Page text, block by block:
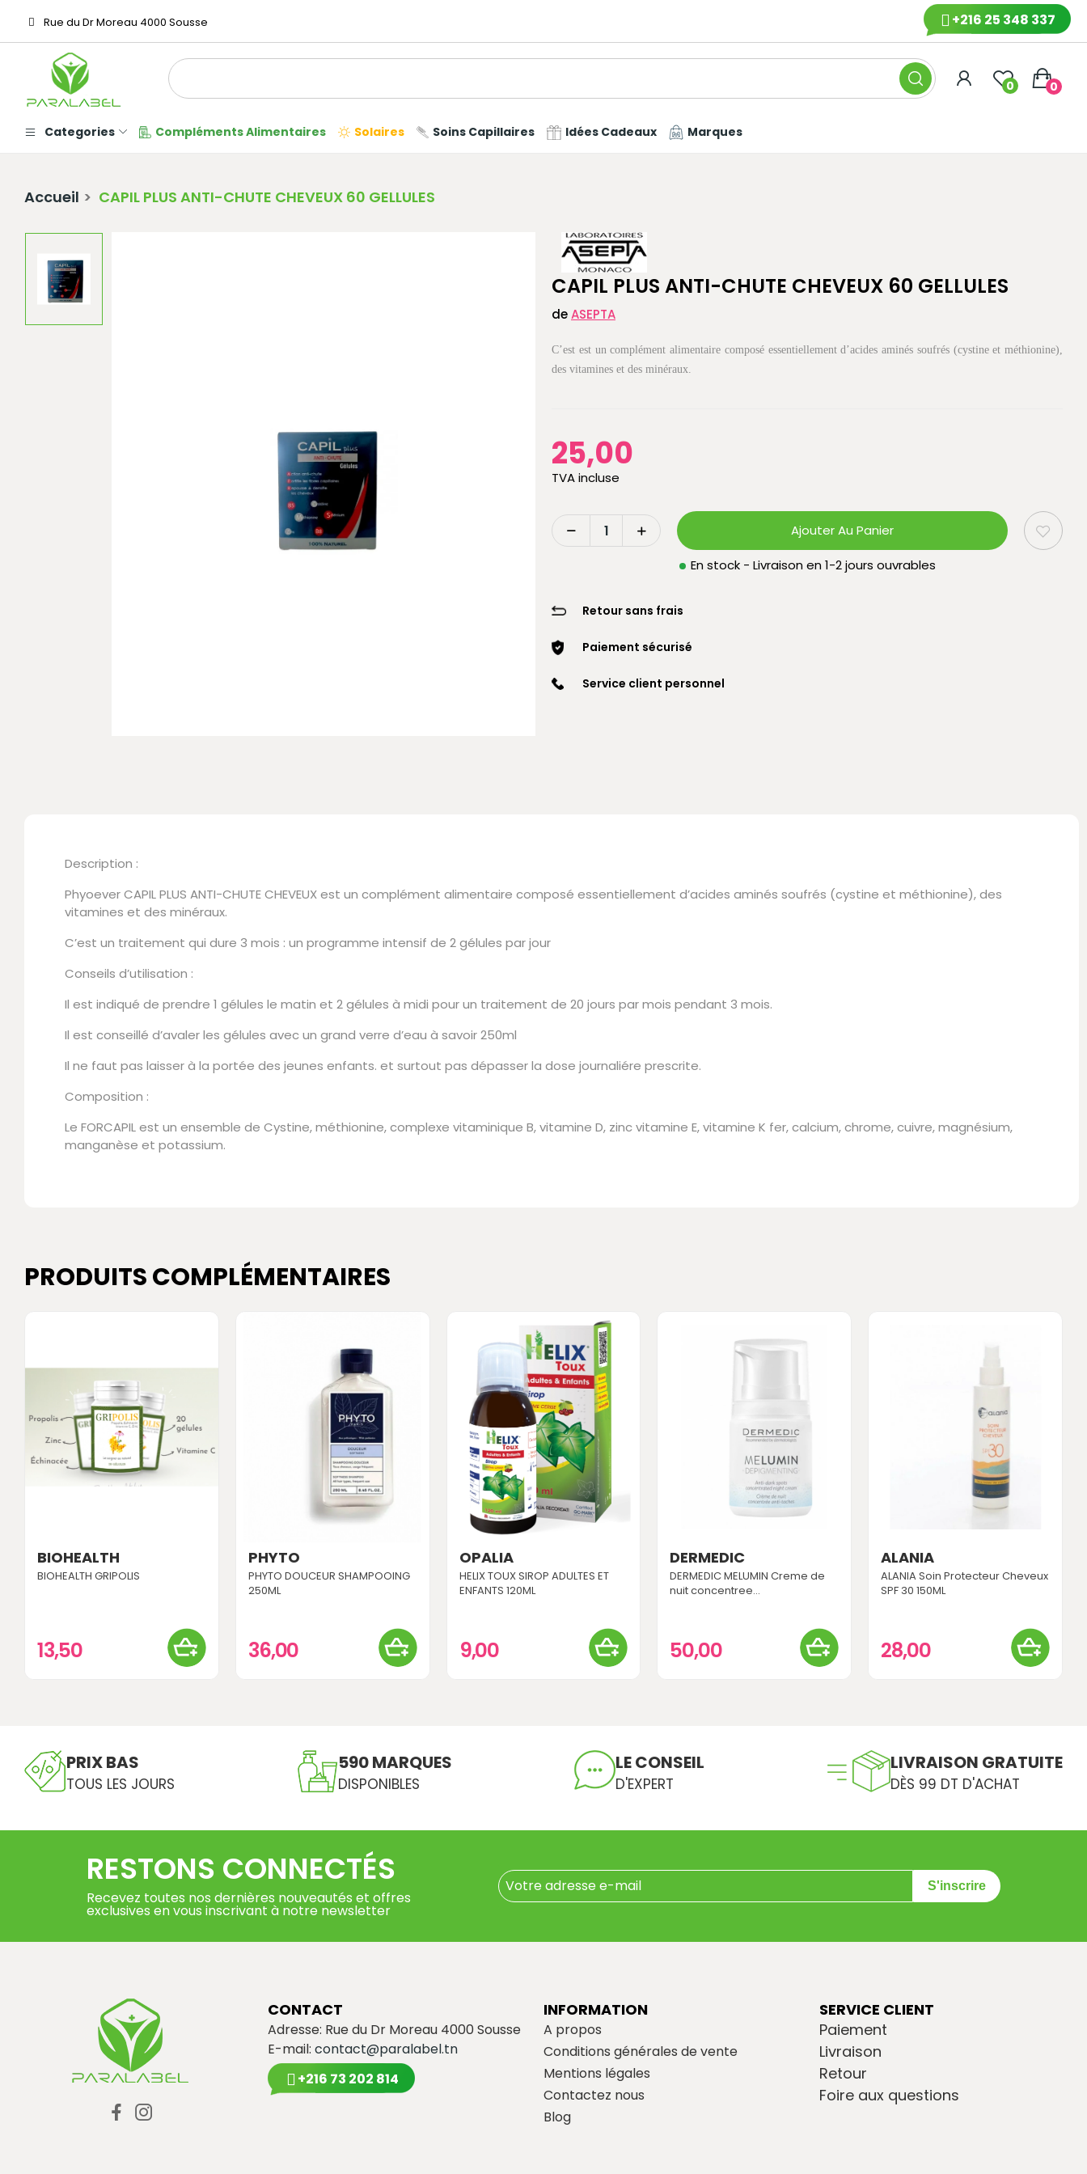
Rue du Dr Moreau 4000 Sousse +216 25 348 337
0 0
Categories Compléments Alimentaires Solaires Soins Capillaires Idées Cadeaux Marques
Accueil CAPIL PLUS ANTI-CHUTE CHEVEUX 60 GELLULES
CAPIL PLUS ANTI-CHUTE CHEVEUX 60 GELLULES
deASEPTA
C’est est un complément alimentaire composé essentiellement d’acides aminés soufrés (cystine et méthionine),
des vitamines et des minéraux.
25,00
TVA incluse
Ajouter Au Panier
En stock - Livraison en 1-2 jours ouvrables
Retour sans frais
Paiement sécurisé
Service client personnel
Description :
Phyoever CAPIL PLUS ANTI-CHUTE CHEVEUX est un complément alimentaire composé essentiellement d’acides aminés soufrés (cystine et méthionine), des
vitamines et des minéraux.
C’est un traitement qui dure 3 mois : un programme intensif de 2 gélules par jour
Conseils d’utilisation :
Il est indiqué de prendre 1 gélules le matin et 2 gélules à midi pour un traitement de 20 jours par mois pendant 3 mois.
Il est conseillé d’avaler les gélules avec un grand verre d’eau à savoir 250ml
Il ne faut pas laisser à la portée des jeunes enfants. et surtout pas dépasser la dose journaliére prescrite.
Composition :
Le FORCAPIL est un ensemble de Cystine, méthionine, complexe vitaminique B, vitamine D, zinc vitamine E, vitamine K fer, calcium, chrome, cuivre, magnésium,
manganèse et potassium.
PRODUITS COMPLÉMENTAIRES
BIOHEALTH
BIOHEALTH GRIPOLIS
13,50
PHYTO
PHYTO DOUCEUR SHAMPOOING
250ML
36,00
OPALIA
HELIX TOUX SIROP ADULTES ET
ENFANTS 120ML
9,00
DERMEDIC
DERMEDIC MELUMIN Creme de
nuit concentree...
50,00
ALANIA
ALANIA Soin Protecteur Cheveux
SPF 30 150ML
28,00
PRIX BAS
TOUS LES JOURS
590 MARQUES
DISPONIBLES
LE CONSEIL
D'EXPERT
LIVRAISON GRATUITE
DÈS 99 DT D'ACHAT
RESTONS CONNECTÉS
Recevez toutes nos dernières nouveautés et offres
exclusives en vous inscrivant à notre newsletter
S'inscrire
CONTACT
Adresse: Rue du Dr Moreau 4000 Sousse
E-mail: contact@paralabel.tn
+216 73 202 814
INFORMATION
A propos
Conditions générales de vente
Mentions légales
Contactez nous
Blog
SERVICE CLIENT
Paiement
Livraison
Retour
Foire aux questions